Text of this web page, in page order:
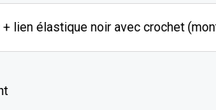
lien élastique noir avec crochet